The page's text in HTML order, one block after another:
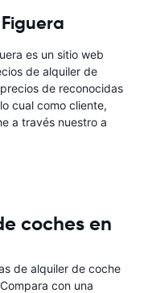
es un sitio web
de alquiler de
de reconocidas
cual como cliente,
a través nuestro a
coches en
de alquiler de coche
con una